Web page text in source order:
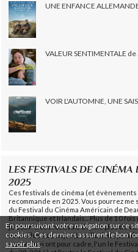
En poursuivant votre navigation sur ce
cookies. Ces derniers assurent le bon
savoir plus.
UNE ENFANCE
VALEUR SENTIMENTALE
VOIR L'AUTOMNE, UNE
LES FESTIVALS DE CINÉMA
2025
Ces festivals de cinéma (et
recommande en 2025. Vous pourrez
du Festival du Cinéma Américain de
Britannique et Irlandais... Plus de 10
je couvre ces festivals depuis plus de
nouvelles à ce sujet (Les illusions
romans qui ont pour cadre, l'un le